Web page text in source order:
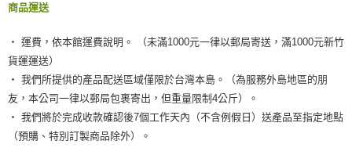
商品運送
‧ 運費，依本館運費說明。 （未滿1000元一律以郵局寄送，滿1000元新竹
貨運運送）
‧ 我們所提供的產品配送區域僅限於台灣本島。（為服務外島地區的朋
友，本公司一律以郵局包裹寄出，但重量限制4公斤）。
‧ 我們將於完成收款確認後7個工作天內（不含例假日）送產品至指定地點
（預購、特別訂製商品除外）。